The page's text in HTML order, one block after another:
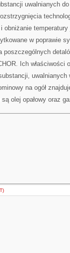
uwalnianych
obniżanie
w poprawie
poszczególnych
Ich właściwości
na ogół
olej opałowy oraz